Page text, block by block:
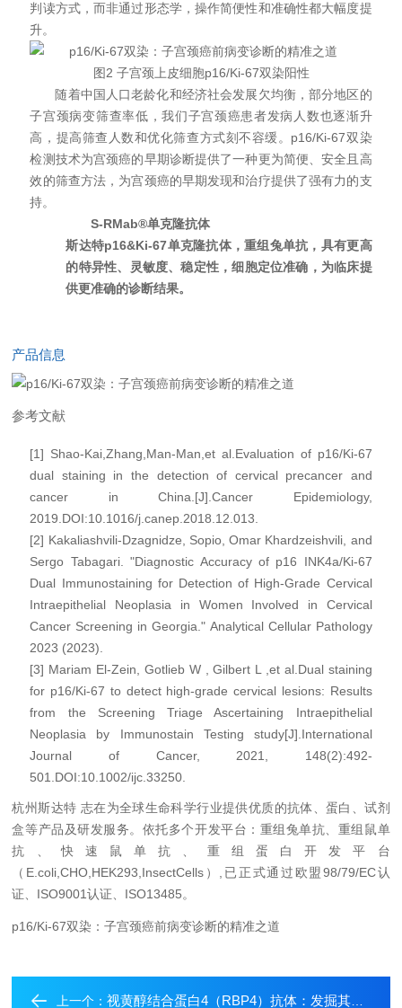
判读方式，而非通过形态学，操作简便性和准确性都大幅度提
升。
图2 子宫颈上皮细胞p16/Ki-67双染阳性
随着中国人口老龄化和经济社会发展欠均衡，部分地区的
子宫颈病变筛查率低，我们子宫颈癌患者发病人数也逐渐升
高，提高筛查人数和优化筛查方式刻不容缓。p16/Ki-67双染
检测技术为宫颈癌的早期诊断提供了一种更为简便、安全且高
效的筛查方法，为宫颈癌的早期发现和治疗提供了强有力的支
持。
S-RMab®单克隆抗体
斯达特p16&Ki-67单克隆抗体，重组兔单抗，具有更高
的特异性、灵敏度、稳定性，细胞定位准确，为临床提
供更准确的诊断结果。
产品信息
参考文献
[1] Shao-Kai,Zhang,Man-Man,et al.Evaluation of p16/Ki-67
dual staining in the detection of cervical precancer and
cancer in China.[J].Cancer Epidemiology,
2019.DOI:10.1016/j.canep.2018.12.013.
[2] Kakaliashvili-Dzagnidze, Sopio, Omar Khardzeishvili, and
Sergo Tabagari. "Diagnostic Accuracy of p16 INK4a/Ki-67
Dual Immunostaining for Detection of High-Grade Cervical
Intraepithelial Neoplasia in Women Involved in Cervical
Cancer Screening in Georgia." Analytical Cellular Pathology
2023 (2023).
[3] Mariam El‐Zein, Gotlieb W , Gilbert L ,et al.Dual staining
for p16/Ki‐67 to detect high‐grade cervical lesions: Results
from the Screening Triage Ascertaining Intraepithelial
Neoplasia by Immunostain Testing study[J].International
Journal of Cancer, 2021, 148(2):492-
501.DOI:10.1002/ijc.33250.
杭州斯达特 志在为全球生命科学行业提供优质的抗体、蛋白、试剂
盒等产品及研发服务。依托多个开发平台：重组兔单抗、重组鼠单
抗、快速鼠单抗、重组蛋白开发平台
（E.coli,CHO,HEK293,InsectCells）,已正式通过欧盟98/79/EC认
证、ISO9001认证、ISO13485。
p16/Ki-67双染：子宫颈癌前病变诊断的精准之道
上一个：视黄醇结合蛋白4（RBP4）抗体：发掘其在疾病风险中的诊断潜力